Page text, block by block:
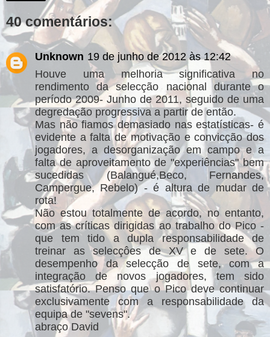
40 comentários:
Unknown 19 de junho de 2012 às 12:42
Houve uma melhoria significativa no
rendimento da selecção nacional durante o
período 2009- Junho de 2011, seguido de uma
degredação progressiva a partir de então.
Mas não fiamos demasiado nas estatísticas- é
evidente a falta de motivação e convicção dos
jogadores, a desorganização em campo e a
falta de aproveitamento de "experiências" bem
sucedidas (Balangué,Beco, Fernandes,
Campergue, Rebelo) - é altura de mudar de
rota!
Não estou totalmente de acordo, no entanto,
com as críticas dirigidas ao trabalho do Pico -
que tem tido a dupla responsabilidade de
treinar as selecçôes de XV e de sete. O
desempenho da selecção de sete, com a
integração de novos jogadores, tem sido
satisfatório. Penso que o Pico deve continuar
exclusivamente com a responsabilidade da
equipa de "sevens".
abraço David